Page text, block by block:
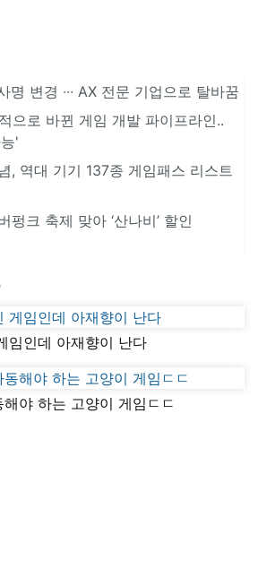
명 변경 ∙∙∙ AX 전문 기업으로 탈바꿈
으로 바뀐 게임 개발 파이프라인..
'
, 역대 기기 137종 게임패스 리스트
펑크 축제 맞아 ‘산나비’ 할인
임인데 아재향이 난다
야 하는 고양이 게임ㄷㄷ